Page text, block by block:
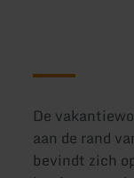
De
aan de rand
bevindt zich